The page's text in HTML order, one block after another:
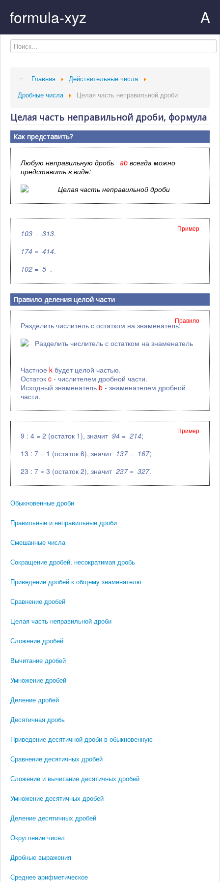
formula-xyz A
Главная
Действительные числа
Дробные числа
Целая часть неправильной дроби
Целая часть неправильной дроби, формула
Как представить?
Любую неправильную дробь ab всегда можно
представить в виде:
Пример
103 = 313.
174 = 414.
102 = 5 .
Правило деления целой части
Правило
Разделить числитель с остатком на знаменатель:
Частное k будет целой частью.
Остаток c - числителем дробной части.
Исходный знаменатель b - знаменателем дробной
части.
Пример
9 : 4 = 2 (остаток 1), значит 94 = 214;
13 : 7 = 1 (остаток 6), значит 137= 167;
23 : 7 = 3 (остаток 2), значит 237= 327.
Обыкновенные дроби
Правильные и неправильные дроби
Смешанные числа
Сокращение дробей, несократимая дробь
Приведение дробей к общему знаменателю
Сравнение дробей
Целая часть неправильной дроби
Сложение дробей
Вычитание дробей
Умножение дробей
Деление дробей
Десятичная дробь
Приведение десятичной дроби в обыкновенную
Сравнение десятичных дробей
Сложение и вычитание десятичных дробей
Умножение десятичных дробей
Деление десятичных дробей
Округление чисел
Дробные выражения
Среднее арифметическое